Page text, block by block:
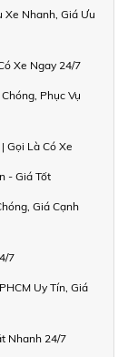
Xe Nhanh, Giá Ưu
Xe Ngay 24/7
Phục Vụ
Gọi Là Có Xe
- Giá Tốt
Giá Cạnh
7
Uy Tín, Giá
Nhanh 24/7